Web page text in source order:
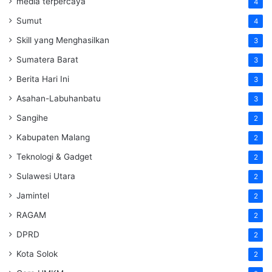
4
Sumut 4
Skill yang Menghasilkan 3
Sumatera Barat 3
Berita Hari Ini 3
Asahan-Labuhanbatu 3
Sangihe 2
Kabupaten Malang 2
Teknologi & Gadget 2
Sulawesi Utara 2
Jamintel 2
RAGAM 2
DPRD 2
Kota Solok 2